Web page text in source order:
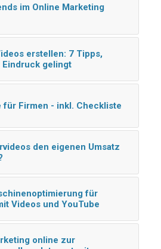
im Online Marketing
erstellen: 7 Tipps,
Eindruck gelingt
für Firmen - inkl. Checkliste
den eigenen Umsatz
für
Videos und YouTube
online zur